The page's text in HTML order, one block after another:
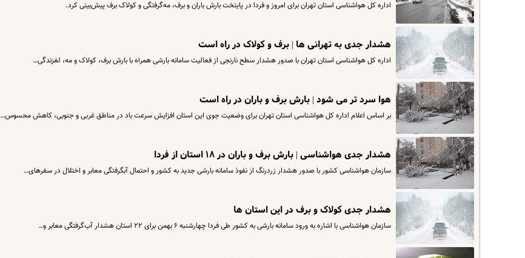
اداره کل هواشناسی استان تهران برای امروز و فردا در پایتخت بارش باران و برف، مه‌گرفتگی و کولاک برف پیش‌بینی کرد.
هشدار جدی به تهرانی ها | برف و کولاک در راه است
اداره کل هواشناسی استان تهران با صدور هشدار سطح نارنجی از فعالیت سامانه بارشی همراه با بارش برف، کولاک و مه، لغزندگی…
هوا سرد تر می شود | بارش برف و باران در راه است
بر اساس اعلام اداره کل هواشناسی استان تهران برای وضعیت جوی این استان افزایش سرعت باد در مناطق غربی و جنوبی، کاهش محسوس…
هشدار جدی هواشناسی | بارش برف و باران در ۱۸ استان از فردا
سازمان هواشناسی کشور با صدور هشدار زردرنگ از نفوذ سامانه بارشی جدید به کشور و احتمال آبگرفتگی معابر و اختلال در سفرهای…
هشدار جدی کولاک و برف در این استان ها
سازمان هواشناسی با اشاره به ورود سامانه بارشی به کشور طی فردا چهارشنبه ۶ بهمن برای ۲۲ استان هشدار آب‌گرفتگی معابر و…